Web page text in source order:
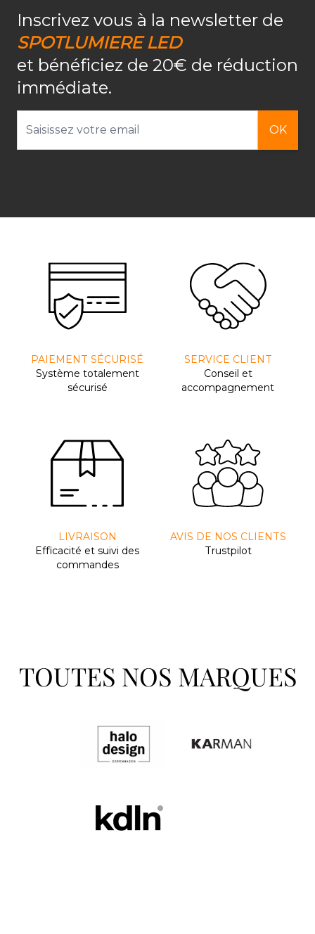
Inscrivez vous à la newsletter de
SPOTLUMIERE LED
et bénéficiez de 20€ de réduction
immédiate.
OK
PAIEMENT SÉCURISÉ
Système totalement
sécurisé
SERVICE CLIENT
Conseil et
accompagnement
LIVRAISON
Efﬁcacité et suivi des
commandes
AVIS DE NOS CLIENTS
Trustpilot
TOUTES NOS MARQUES